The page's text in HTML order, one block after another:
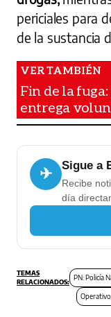
periciales para
de la sustancia
Fin de la
entrega
✈ Sigue a
Recibe
día
PN: Policía
Operativo